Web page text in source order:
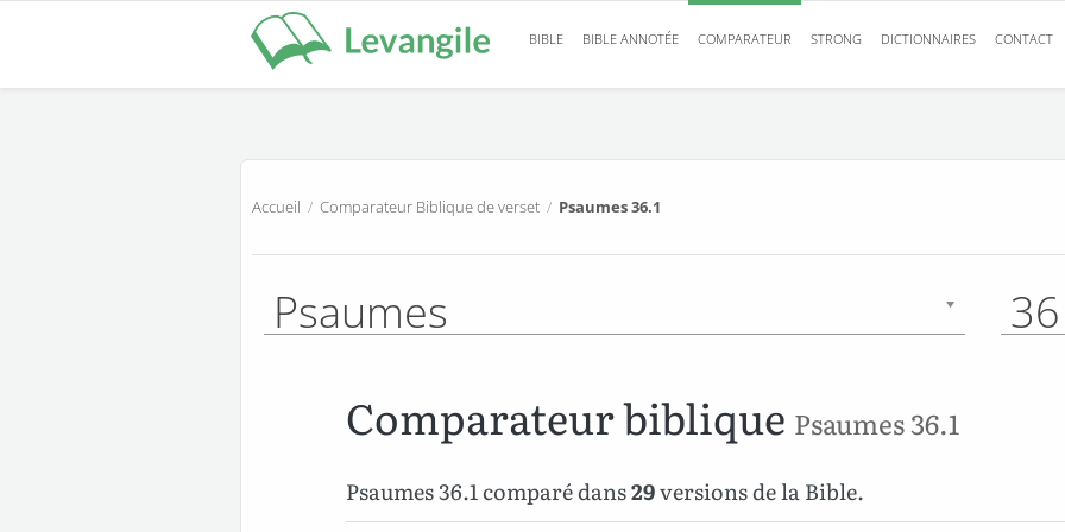
BIBLE BIBLE ANNOTÉE COMPARATEUR STRONG DICTIONNAIRES CONTACT
Accueil / Comparateur Biblique de verset / Psaumes 36.1
Psaumes 36
Comparateur biblique Psaumes 36.1
Psaumes 36.1 comparé dans29versions de la Bible.